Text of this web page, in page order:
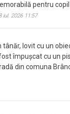
pentru copil
iul. 2026 11:57
tânăr, lovit cu un
împușcat cu un
din comuna